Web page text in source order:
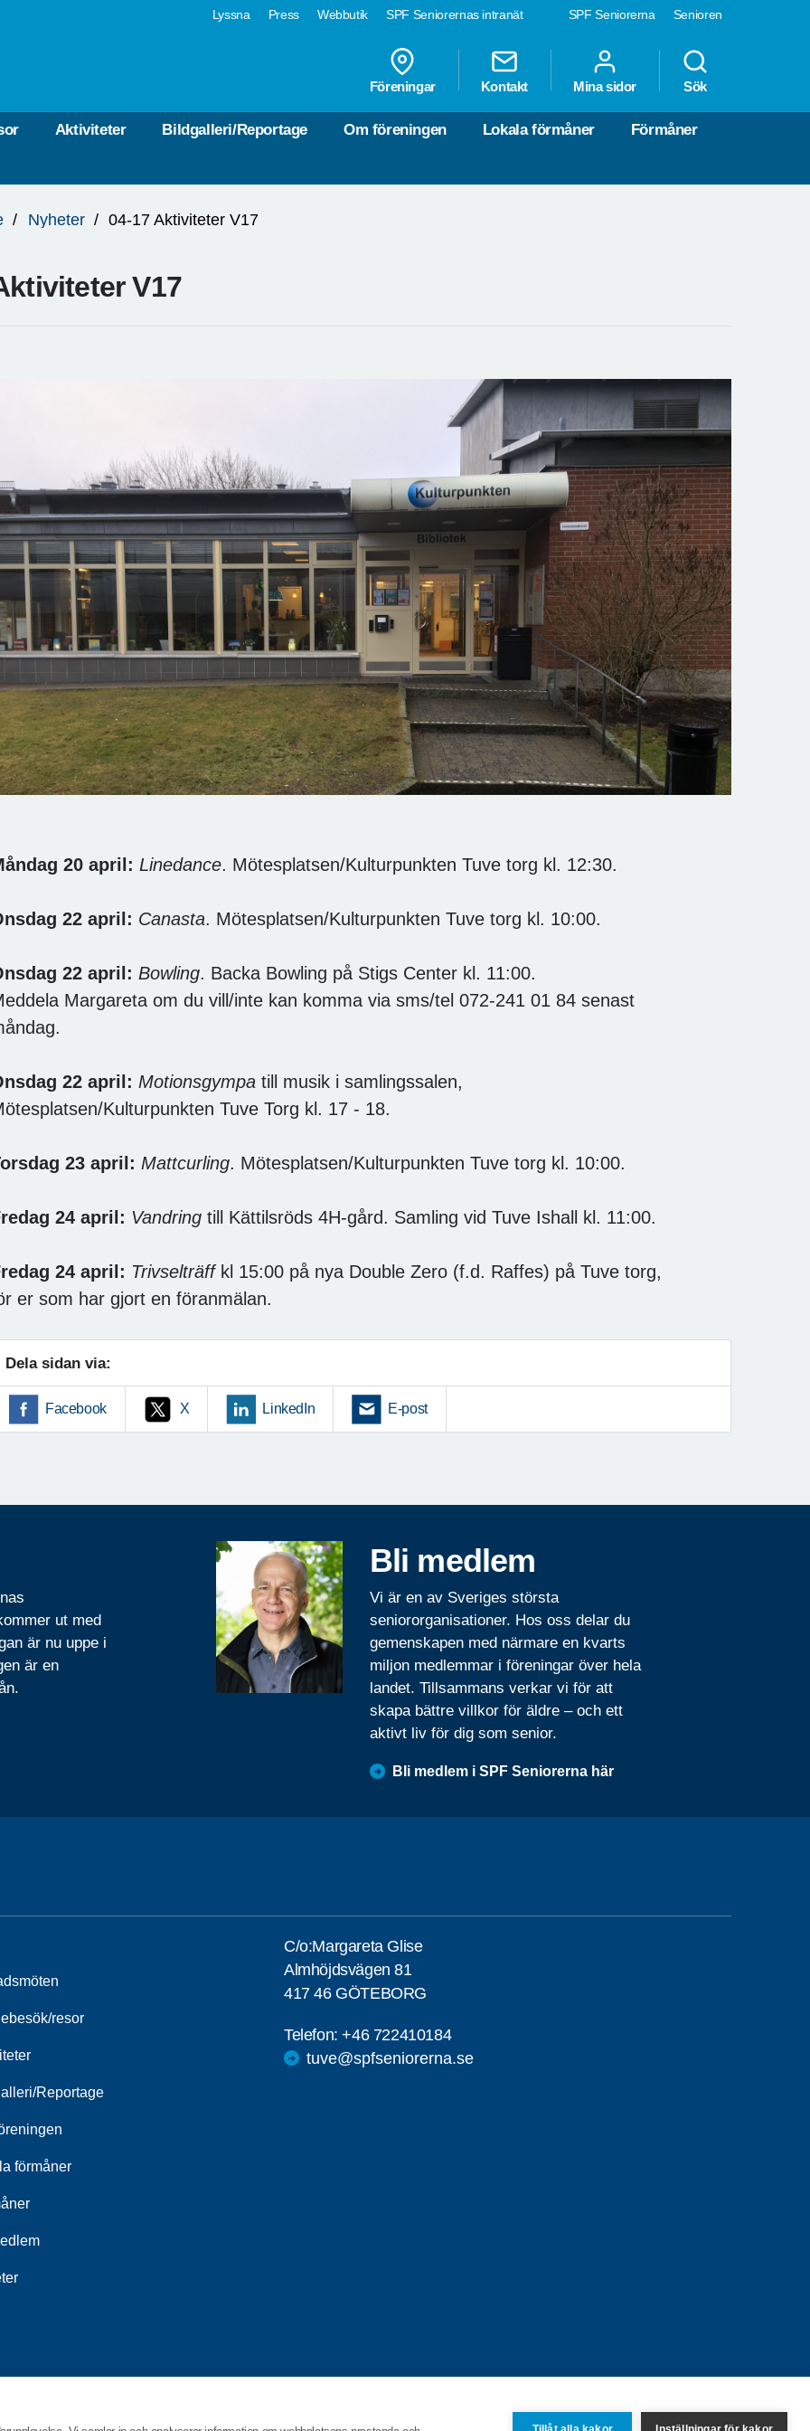
SPF Seniorerna Senioren
Lyssna Press Webbutik SPF Seniorernas intranät
Föreningar Kontakt Mina sidor Sök
Aktiviteter Bildgalleri/Reportage Om föreningen Lokala förmåner Förmåner
Nyheter 04-17 Aktiviteter V17
V17
20 april: Linedance. Mötesplatsen/Kulturpunkten Tuve torg kl. 12:30.
22 april: Canasta. Mötesplatsen/Kulturpunkten Tuve torg kl. 10:00.
22 april: Bowling. Backa Bowling på Stigs Center kl. 11:00.
Margareta om du vill/inte kan komma via sms/tel 072-241 01 84 senast
22 april: Motionsgympa till musik i samlingssalen,
Kulturpunkten Tuve Torg kl. 17 - 18.
23 april: Mattcurling. Mötesplatsen/Kulturpunkten Tuve torg kl. 10:00.
24 april: Vandring till Kättilsröds 4H-gård. Samling vid Tuve Ishall kl. 11:00.
24 april: Trivselträff kl 15:00 på nya Double Zero (f.d. Raffes) på Tuve torg,
er som har gjort en föranmälan.
Dela sidan via:
Facebook X LinkedIn E-post
ut med
är nu uppe i
är en
Bli medlem
Vi är en av Sveriges största
seniororganisationer. Hos oss delar du
gemenskapen med närmare en kvarts
miljon medlemmar i föreningar över hela
landet. Tillsammans verkar vi för att
skapa bättre villkor för äldre – och ett
aktivt liv för dig som senior.
Bli medlem i SPF Seniorerna här
resor
Reportage
förmåner
C/o:Margareta Glise
Almhöjdsvägen 81
417 46 GÖTEBORG
Telefon:+46 722410184
tuve@spfseniorerna.se